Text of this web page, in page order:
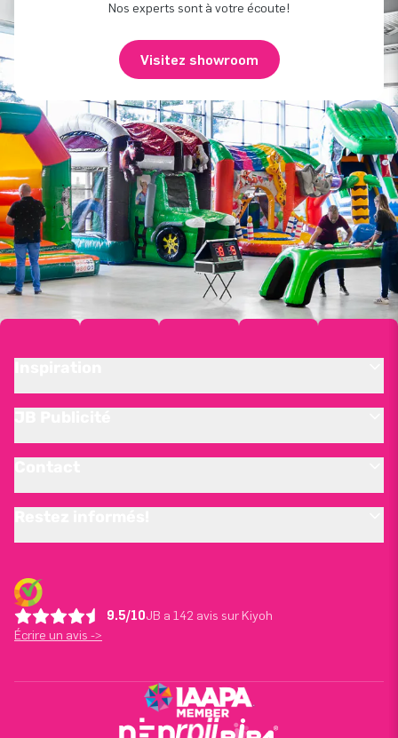
Nos experts sont à votre écoute!
Visitez showroom
9.5/10JB a 142 avis sur Kiyoh
Écrire un avis ->